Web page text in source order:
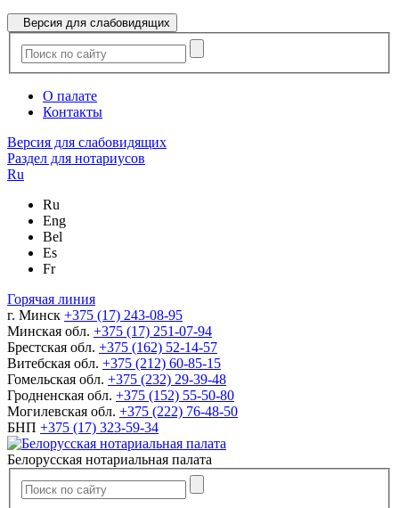
Версия для слабовидящих
О палате
Контакты
Версия для слабовидящих
Раздел для нотариусов
Ru
Ru
Eng
Bel
Es
Fr
Горячая линия
г. Минск +375 (17) 243-08-95
Минская обл. +375 (17) 251-07-94
Брестская обл. +375 (162) 52-14-57
Витебская обл. +375 (212) 60-85-15
Гомельская обл. +375 (232) 29-39-48
Гродненская обл. +375 (152) 55-50-80
Могилевская обл. +375 (222) 76-48-50
БНП +375 (17) 323-59-34
Белорусская нотариальная палата